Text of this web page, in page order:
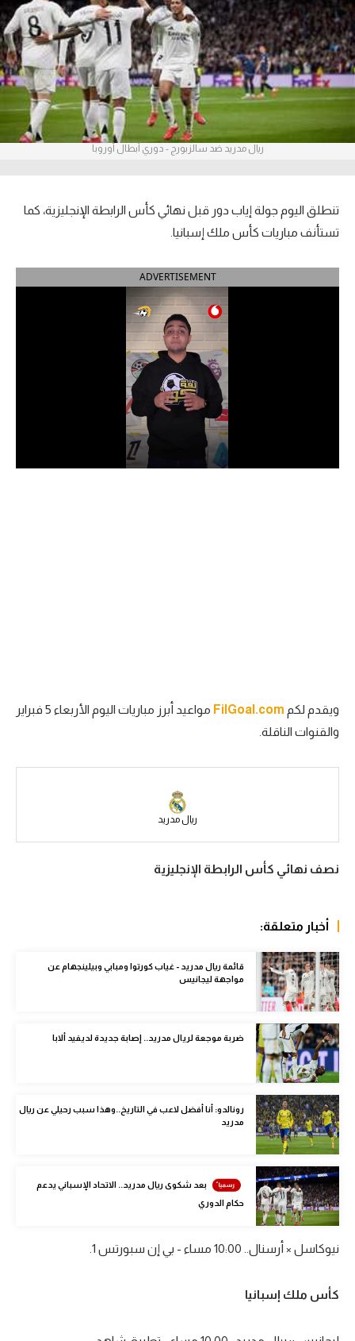
آراء حرة
ركن الألعاب
بطولات
أمريكا 2026
الدوري الإنجليزي الممتاز
الدوري الإسباني
الدوري السعودي للمحترفين
سعودي في الجول
الدوري الإنجليزي
أمم إفريقيا
كرة السلة الأمريكية
كرة سلة
كرة طائرة
الوطن العربي
في المونديال
رياضة نسائية
آسيا
أمريكا
ركن الألعاب
أقسام خاصة
ريال مدريد ضد سالزبورج - دوري أبطال أوروبا
تنطلق اليوم جولة إياب دور قبل نهائي كأس الرابطة الإنجليزية، كما
تستأنف مباريات كأس ملك إسبانيا.
ADVERTISEMENT
ويقدم لكم FilGoal.com
مواعيد أبرز مباريات اليوم الأربعاء 5 فبراير
والقنوات الناقلة.
ريال مدريد
نصف نهائي كأس الرابطة الإنجليزية
أخبار متعلقة:
قائمة ريال مدريد - غياب كورتوا ومبابي وبيلينجهام عن
مواجهة ليجانيس
ضربة موجعة لريال مدريد.. إصابة جديدة لديفيد ألابا
رونالدو: أنا أفضل لاعب في التاريخ..وهذا سبب رحيلي عن ريال
مدريد
بعد شكوى ريال مدريد.. الاتحاد الإسباني يدعم
حكام الدوري
نيوكاسل × أرسنال.. 10:00 مساء - بي إن سبورتس 1.
كأس ملك إسبانيا